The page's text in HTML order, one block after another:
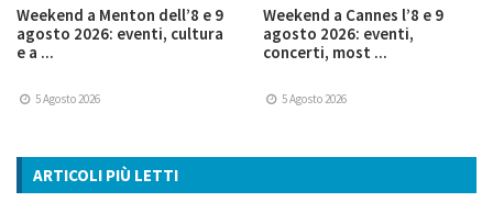
Weekend a Menton dell’8 e 9
agosto 2026: eventi, cultura
e a ...
5 Agosto 2026
Weekend a Cannes l’8 e 9
agosto 2026: eventi,
concerti, most ...
5 Agosto 2026
ARTICOLI PIÙ LETTI